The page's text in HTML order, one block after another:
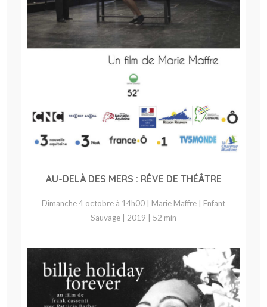
AU-DELÀ DES MERS : RÊVE DE THÉÂTRE
Dimanche 4 octobre à 14h00 | Marie Maffre | Enfant
Sauvage | 2019 | 52 min